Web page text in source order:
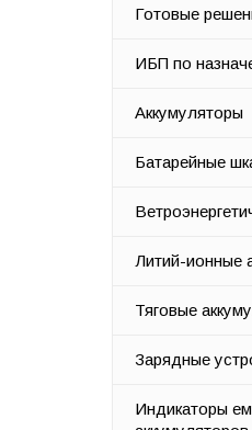
Готовые
ИБП по
Аккумуляторы
Батарейные
Литий-ионные
Тяговые
Зарядные
Индикаторы